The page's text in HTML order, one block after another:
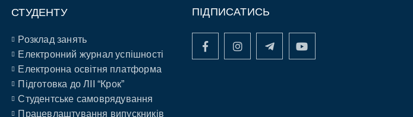
СТУДЕНТУ
Розклад занять
Електронний журнал успішності
Електронна освітня платформа
Підготовка до ЛІІ “Крок”
Студентське самоврядування
Працевлаштування випускників
ПІДПИСАТИСЬ